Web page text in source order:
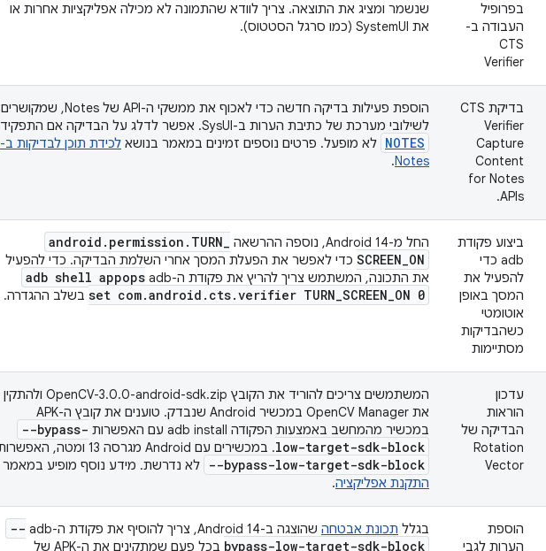
בפרופיל
העבודה ב-
CTS
Verifier
שנשמר ומציג את התוצאה. צריך לוודא שהתמונה לא מכילה אפליקציות אחרות או
את SystemUI (כמו סרגל הסטטוס).
בדיקת CTS
Verifier
Capture
Content
for Notes
APIs.
הוספת פעילות בדיקה חדשה כדי לאכוף את ממשקי ה-API של Notes, שמקושרים
לשילובי מערכת של כתיבת הערות ב-SysUI. אפשר לדלג על הבדיקה אם התפקיד
NOTES לא מופעל. פרטים נוספים זמינים במאמר בנושא לכידת תוכן לבדיקות ב-
Notes
.
ביצוע פקודת
adb כדי
להפעיל את
המסך באופן
אוטומטי
כשהבדיקות
מסתיימות
החל מ-Android 14, נוספה ההרשאה android . permission . TURN_
SCREEN_ON
כדי לאפשר את הפעלת המסך אחרי השלמת הבדיקה. כדי להפעיל
את התכונה, המשתמש צריך להריץ את פקודת ה-adb‏
adb shell appops
set com.android . cts.verifier TURN_SCREEN_ON 0 בשלב ההגדרה.
עדכון
הוראות
הבדיקה של
Rotation
Vector
המשתמשים צריכים להוריד את הקובץ OpenCV-3.0.0-android-sdk.zip ולהתקין
את OpenCV Manager במכשיר Android שנבדק. טוענים את קובץ ה-APK
במכשיר מהמחשב באמצעות הפקודה adb install עם האפשרות
--bypass-
low-target-sdk-block. במכשירים עם Android מגרסה 13 ומטה, האפשרות
--bypass-low-target-sdk-block
לא נדרשת. מידע נוסף מופיע במאמר
התקנת אפליקציה.
הוספת
הערות לגבי
בגלל תכונת אבטחה שהוצגה ב-Android 14, צריך להוסיף את פקודת ה-adb‏
--
bypass-low-target-sdk-block
בכל פעם שמתקינים את ה-APK של